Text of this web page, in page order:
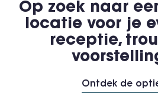
Op zoek naar
locatie voor je
receptie,
Ontdek de